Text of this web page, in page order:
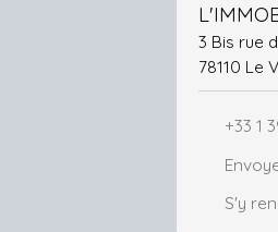
3 Bis rue
78110 Le
+33 1
S'y